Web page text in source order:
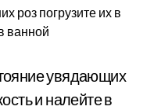
роз погрузите их в
ванной
увядающих
и налейте в